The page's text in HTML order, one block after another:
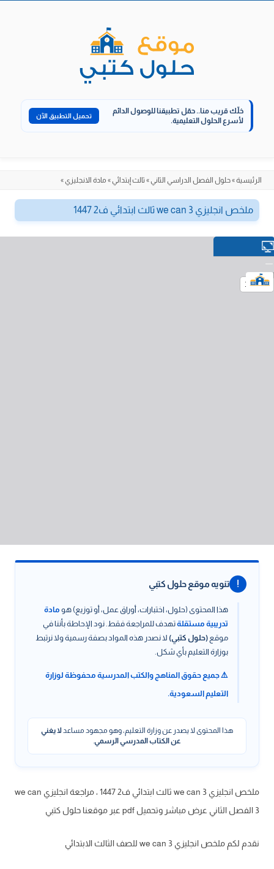
خلّك قريب منا.. حمّل تطبيقنا للوصول الدائم
لأسرع الحلول التعليمية.
تحميل التطبيق الآن
الرئيسية»حلول الفصل الدراسي الثاني» ثالث إبتدائي» مادة الانجليزي»
ملخص انجليزي we can 3 ثالث ابتدائي ف2 1447
! تنويه موقع حلول كتبي
هذا المحتوى (حلول، اختبارات، أوراق عمل، أو توزيع) هو مادة
تدريبية مستقلةتهدف للمراجعة فقط. نود الإحاطة بأننا في
موقع (حلول كتبي) لا نصدر هذه المواد بصفة رسمية ولا نرتبط
بوزارة التعليم بأي شكل.
⚠️ جميع حقوق المناهج والكتب المدرسية محفوظة لوزارة
التعليم السعودية.
هذا المحتوى لا يصدر عن وزارة التعليم، وهو مجهود مساعدلا يغني
عن الكتاب المدرسي الرسمي.
ملخص انجليزي we can 3 ثالث ابتدائي ف2 1447 ، مراجعة انجليزي we can
3 الفصل الثاني عرض مباشر وتحميل pdf عبر موقعنا حلول كتبي
نقدم لكم ملخص انجليزي we can 3 للصف الثالث الابتدائي